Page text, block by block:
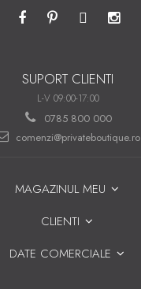
SUPORT CLIENTI
L-V 09:00-17:00
0785 800 000
comenzi@privateboutique.ro
MAGAZINUL MEU
CLIENTI
DATE COMERCIALE